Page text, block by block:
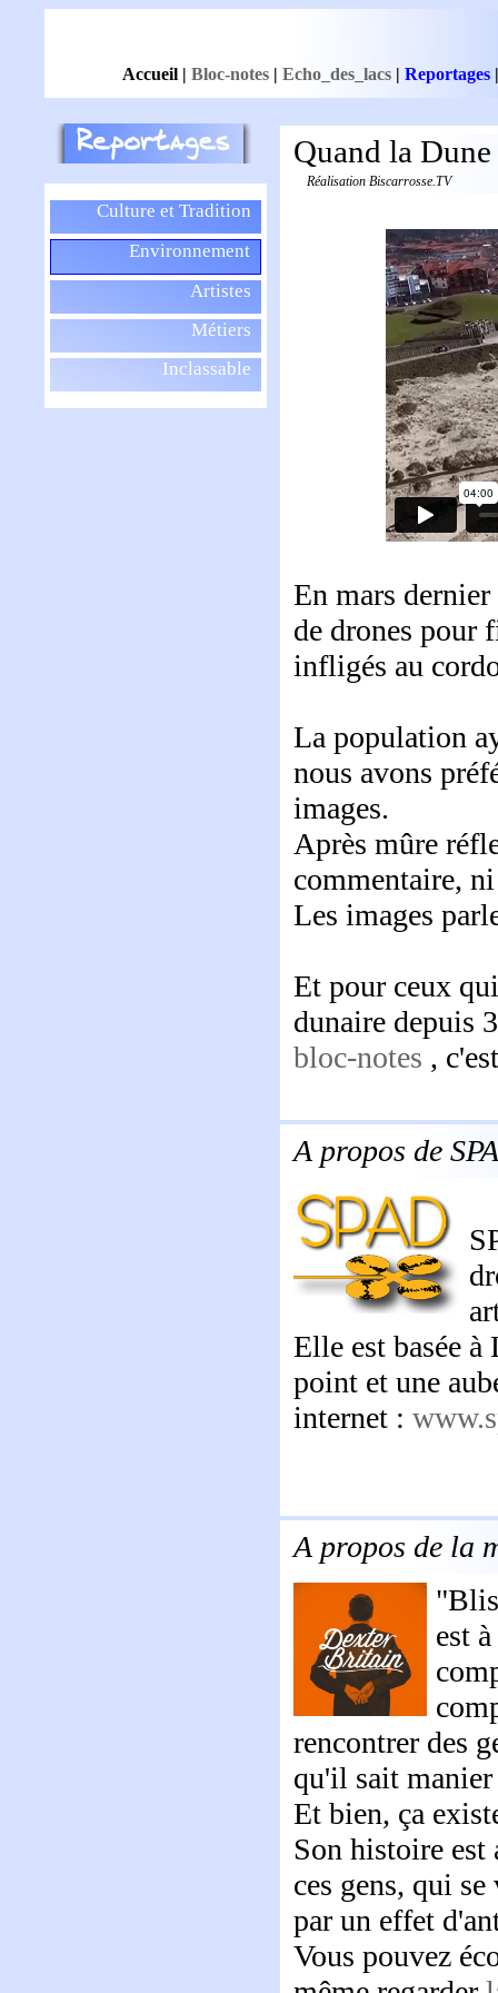
Accueil | Bloc-notes | Echo_des_lacs | Reportages
Culture et Tradition
Environnement
Artistes
Métiers
Inclassable
Quand la
Réalisation Biscarrosse.TV
En mars
de drones pour
infligés au
La population
nous avons
images.
Après mûre
commentaire,
Les images
Et pour ceux
dunaire depuis
bloc-notes ,
A propos de
Elle est basée
point et une
internet :
A propos de la
est
rencontrer des
qu'il sait manier
Et bien, ça
Son histoire est
ces gens, qui
par un effet
Vous pouvez